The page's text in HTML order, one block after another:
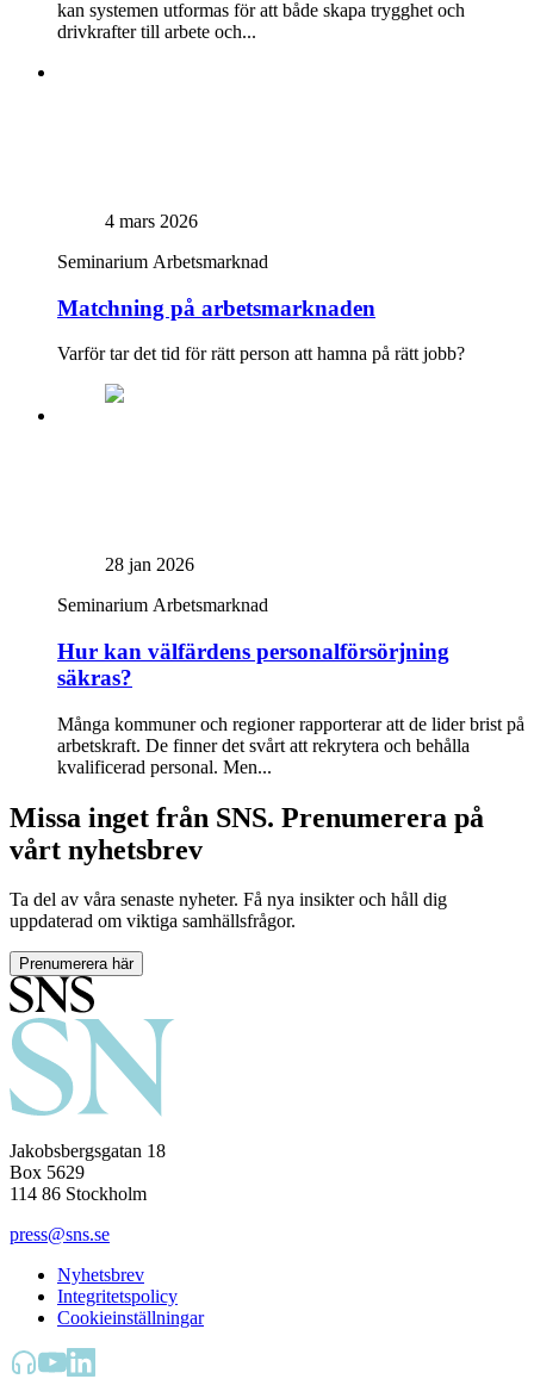
kan systemen utformas för att både skapa trygghet och
drivkrafter till arbete och...
4 mars 2026
Seminarium Arbetsmarknad
Matchning på arbetsmarknaden
Varför tar det tid för rätt person att hamna på rätt jobb?
28 jan 2026
Seminarium Arbetsmarknad
Hur kan välfärdens personalförsörjning
säkras?
Många kommuner och regioner rapporterar att de lider brist på
arbetskraft. De finner det svårt att rekrytera och behålla
kvalificerad personal. Men...
Missa inget från SNS. Prenumerera på
vårt nyhetsbrev
Ta del av våra senaste nyheter. Få nya insikter och håll dig
uppdaterad om viktiga samhällsfrågor.
Prenumerera här
Jakobsbergsgatan 18
Box 5629
114 86 Stockholm
press@sns.se
Nyhetsbrev
Integritetspolicy
Cookieinställningar